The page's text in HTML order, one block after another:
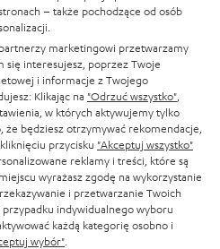
– także pochodzące od osób
marketingowi przetwarzamy
się interesujesz, poprzez Twoje
i informacje z Twojego
Klikając na "Odrzuć wszystko"
w których aktywujemy tylko
będziesz otrzymywać rekomendacje,
przycisku "Akceptuj wszystko"
reklamy i treści, które są
wyrażasz zgodę na wykorzystanie
i przetwarzanie Twoich
przypadku indywidualnego wyboru
każdą kategorię osobno i
wybór"